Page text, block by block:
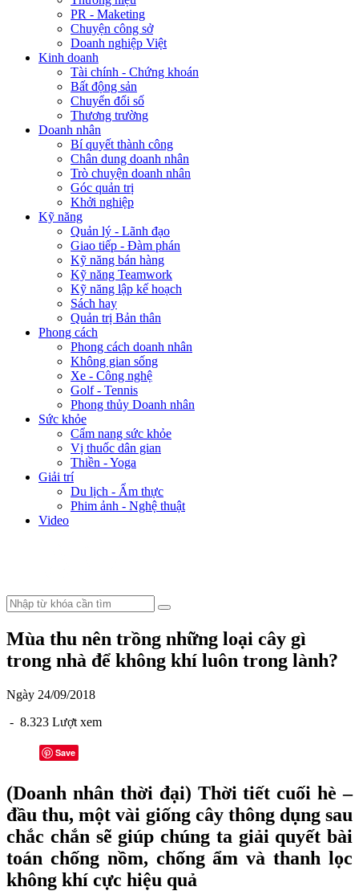
PR - Maketing
Chuyện công sở
Doanh nghiệp Việt
Kinh doanh
Tài chính - Chứng khoán
Bất động sản
Chuyển đổi số
Thương trường
Doanh nhân
Bí quyết thành công
Chân dung doanh nhân
Trò chuyện doanh nhân
Góc quản trị
Khởi nghiệp
Kỹ năng
Quản lý - Lãnh đạo
Giao tiếp - Đàm phán
Kỹ năng bán hàng
Kỹ năng Teamwork
Kỹ năng lập kế hoạch
Sách hay
Quản trị Bản thân
Phong cách
Phong cách doanh nhân
Không gian sống
Xe - Công nghệ
Golf - Tennis
Phong thủy Doanh nhân
Sức khỏe
Cẩm nang sức khỏe
Vị thuốc dân gian
Thiền - Yoga
Giải trí
Du lịch - Ẩm thực
Phim ảnh - Nghệ thuật
Video
Mùa thu nên trồng những loại cây gì
trong nhà để không khí luôn trong lành?
Ngày 24/09/2018
- 8.323 Lượt xem
Save
(Doanh nhân thời đại) Thời tiết cuối hè –
đầu thu, một vài giống cây thông dụng sau
chắc chắn sẽ giúp chúng ta giải quyết bài
toán chống nồm, chống ẩm và thanh lọc
không khí cực hiệu quả